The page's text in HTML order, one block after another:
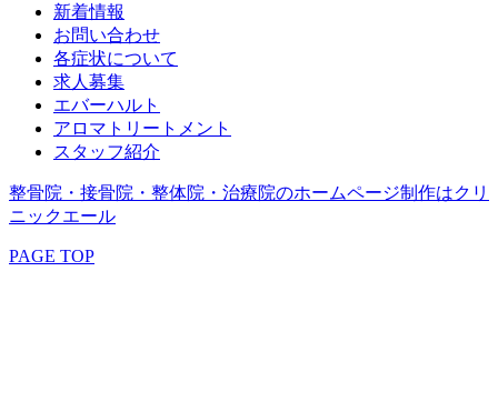
新着情報
お問い合わせ
各症状について
求人募集
エバーハルト
アロマトリートメント
スタッフ紹介
整骨院・接骨院・整体院・治療院のホームページ制作はクリ
ニックエール
PAGE TOP